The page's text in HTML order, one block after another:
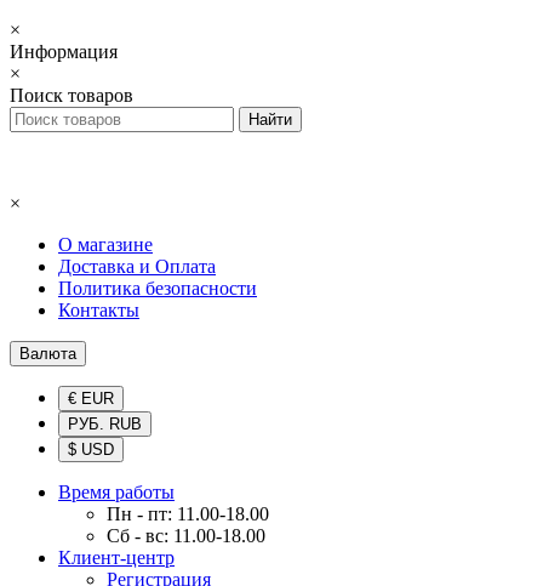
×
Информация
×
Поиск товаров
×
О магазине
Доставка и Оплата
Политика безопасности
Контакты
Валюта
€ EUR
РУБ. RUB
$ USD
Время работы
Пн - пт: 11.00-18.00
Сб - вс: 11.00-18.00
Клиент-центр
Регистрация